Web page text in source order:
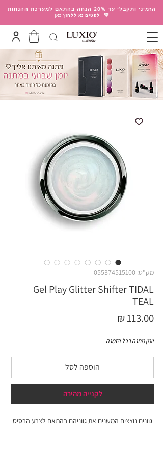
הזמיני ותקבלי עד 20% הנחה בהתאם למערכת ההנחות
💛
לפטים נא ללחוץ כאן
מק"ט: 055374515100
Gel Play Glitter Shifter TIDAL
TEAL
יומן מתנה בכל הזמנה
הוספה לסל
לקנייה מהירה
גוונים נוצצים המשנים את גווניהם בהתאם לצבע הבסיס